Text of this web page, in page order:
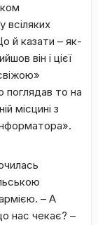
всіляких
й казати – як-
він і цієї
поглядав то на
місцині з
– А
нас чекає? –